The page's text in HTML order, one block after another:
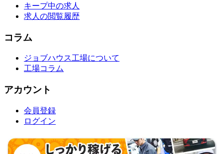
キープ中の求人
求人の閲覧履歴
コラム
ジョブハウス工場について
工場コラム
アカウント
会員登録
ログイン